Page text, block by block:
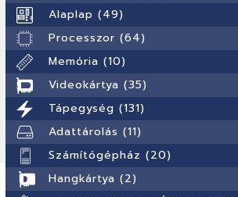
Alaplap (49)
Processzor (64)
Memória (10)
Videokártya (35)
Tápegység (131)
Adattárolás (11)
Számítógépház (20)
Hangkártya (2)